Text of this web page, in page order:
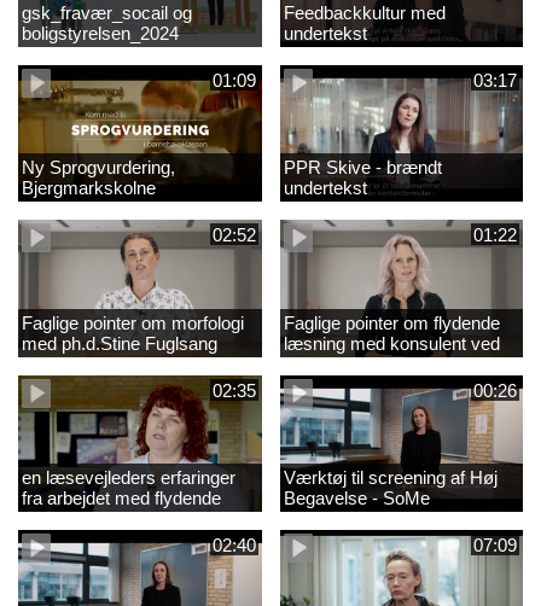
gsk_fravær_socail og
boligstyrelsen_2024
Feedbackkultur med
undertekst
01:09
Ny Sprogvurdering,
Bjergmarkskolne
03:17
PPR Skive - brændt
undertekst
02:52
Faglige pointer om morfologi
med ph.d.Stine Fuglsang
Engmose
01:22
Faglige pointer om flydende
læsning med konsulent ved
CFU Louise Duus
02:35
en læsevejleders erfaringer
fra arbejdet med flydende
læsning
00:26
Værktøj til screening af Høj
Begavelse - SoMe
02:40 07:09